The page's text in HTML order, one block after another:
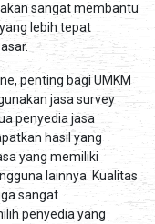
sangat membantu
lebih tepat
penting bagi UMKM
jasa survey
penyedia jasa
hasil yang
yang memiliki
lainnya. Kualitas
sangat
penyedia yang